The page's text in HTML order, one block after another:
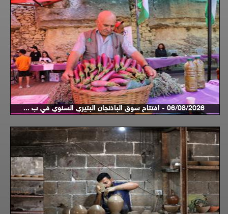
06/08/2026 - افتتاح سوق الباذنجان البتيري السنوي في ب ...